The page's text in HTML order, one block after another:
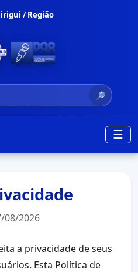
/ Região
🔎
☰
08/2026
a privacidade de seus
Esta Política de